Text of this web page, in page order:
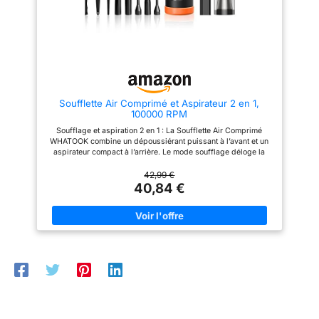
inaccessibles aux aspirateurs
plus grands, et est idéal pour
sans fil est doté d'une batterie
intégrée de 8000 mAh et d'un
environ 35 minutes d'autonomie.
Compatible avec la charge de
type C, il se recharge
ordinateur portable, une batterie
5 V/2 A, il se recharge
complètement en 3 à 4 heures.
►Petit, Portable et Liable:
Soufflette Air Comprimé et Aspirateur 2 en 1,
100000 RPM
Soufflage et aspiration 2 en 1 : La Soufflette Air Comprimé
WHATOOK combine un dépoussiérant puissant à l’avant et un
aspirateur compact à l’arrière. Le mode soufflage déloge la
tandis que l’aspiration jusqu’à 10KPA récupère les miettes et
petits débris sur les bureaux, canapés et sièges de voiture.
Trois vitesses réglables : Le moteur propose trois niveaux de
puissance de 60000, 80000 et 100000 RPM afin d’adapter le
débit d’air à chaque tâche. Une vitesse modérée convient aux
appareils électroniques délicats, tandis que le niveau
de 7600mAh offre jusqu’à 50 minutes d’autonomie selon la
42,99 €
40,84 €